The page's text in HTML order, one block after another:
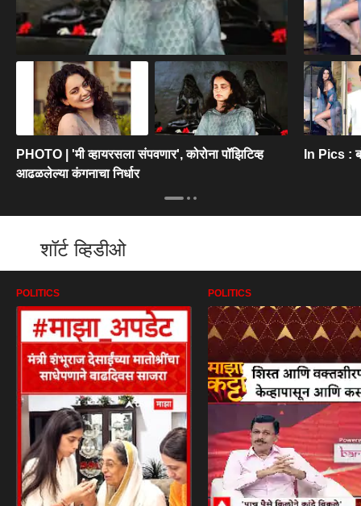
PHOTO | 'मी व्हायरसला संपवणार', कोरोना पॉझिटिव्ह
आढळलेल्या कंगनाचा निर्धार
In Pics :
शॉर्ट व्हिडीओ
POLITICS POLITICS